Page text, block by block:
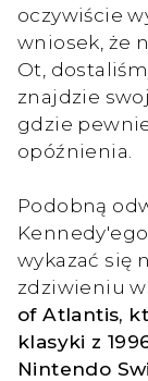
oczywiście
wniosek, że
Ot,
znajdzie
gdzie
opóźnienia.
Podobną
wykazać się
zdziwieniu
of Atlantis,
klasyki z
Nintendo